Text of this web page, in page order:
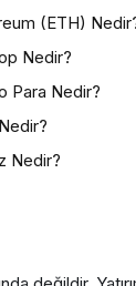
(ETH)
Nedir?
Para Nedir?
Nedir?